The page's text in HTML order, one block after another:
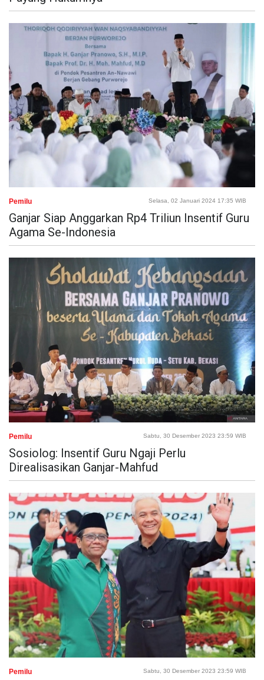
Pemilu Selasa, 02 Januari 2024 17:35 WIB
Ganjar Siap Anggarkan Rp4 Triliun Insentif Guru
Agama Se-Indonesia
Pemilu Sabtu, 30 Desember 2023 23:59 WIB
Sosiolog: Insentif Guru Ngaji Perlu
Direalisasikan Ganjar-Mahfud
Pemilu Sabtu, 30 Desember 2023 23:59 WIB